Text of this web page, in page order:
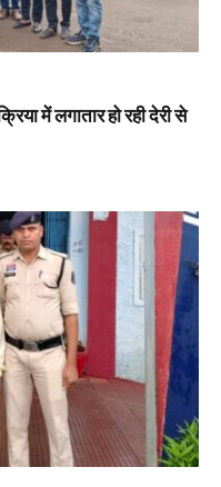
में लगातार हो रही देरी से